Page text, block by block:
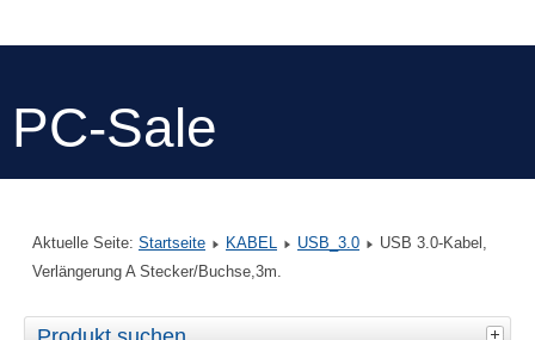
PC-Sale
Aktuelle Seite: Startseite KABEL USB_3.0
USB 3.0-Kabel,
Verlängerung A Stecker/Buchse,3m.